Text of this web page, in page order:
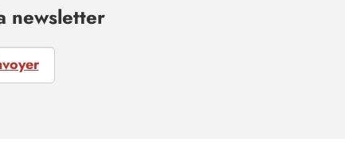
newsletter